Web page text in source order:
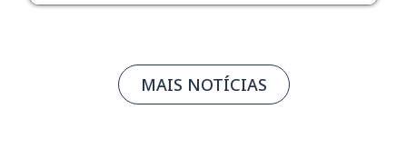
MAIS NOTÍCIAS